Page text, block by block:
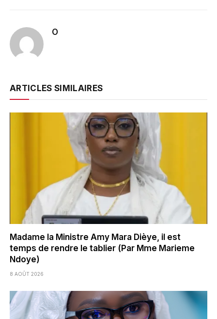
O
ARTICLES SIMILAIRES
Madame la Ministre Amy Mara Dièye, il est
temps de rendre le tablier (Par Mme Marieme
Ndoye)
8 AOÛT 2026